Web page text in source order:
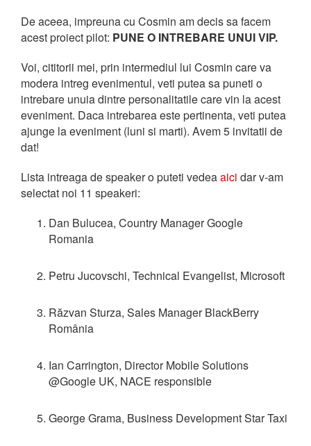
De aceea, impreuna cu Cosmin am decis sa facem
acest proiect pilot: PUNE O INTREBARE UNUI VIP.
Voi, cititorii mei, prin intermediul lui Cosmin care va
modera intreg evenimentul, veti putea sa puneti o
intrebare unuia dintre personalitatile care vin la acest
eveniment. Daca intrebarea este pertinenta, veti putea
ajunge la eveniment (luni si marti). Avem 5 invitatii de
dat!
Lista intreaga de speaker o puteti vedeaaici dar v-am
selectat noi 11 speakeri:
Dan Bulucea, Country Manager Google
Romania
Petru Jucovschi, Technical Evangelist, Microsoft
Răzvan Sturza, Sales Manager BlackBerry
România
Ian Carrington, Director Mobile Solutions
@Google UK, NACE responsible
George Grama, Business Development Star Taxi